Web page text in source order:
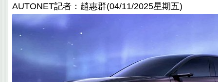
AUTONET記者：趙惠群(04/11/2025星期五)